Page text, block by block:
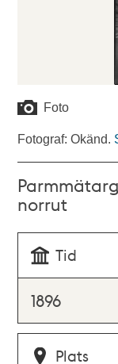
Foto
Fotograf: Okänd.
norrut
Tid
1896
Plats